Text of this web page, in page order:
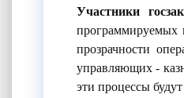
Участники
программируемых
прозрачности
управляющих -
эти процессы